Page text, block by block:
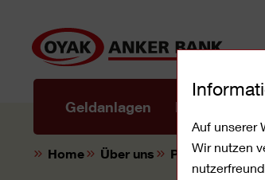
Auf unserer
Wir nutzen
Inhalt
Geldanlagen Privatkredite
Home Über uns Presse